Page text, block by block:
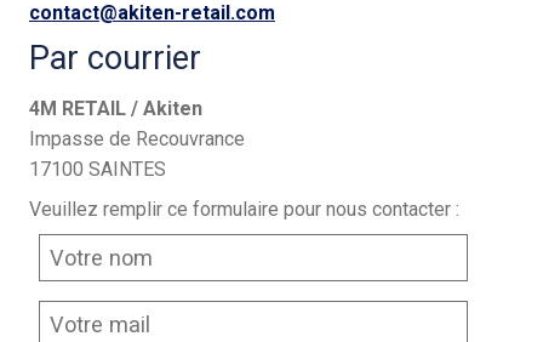
contact@akiten-retail.com
Par courrier
4M RETAIL / Akiten
Impasse de Recouvrance
17100 SAINTES
Veuillez remplir ce formulaire pour nous contacter :